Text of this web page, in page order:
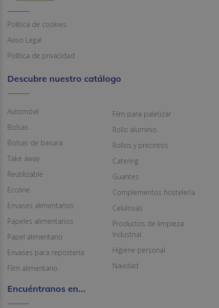
Política de cookies
Aviso Legal
Política de privacidad
Descubre nuestro catálogo
Automóvil
Bolsas
Bolsas de basura
Take away
Reutilizable
Ecoline
Envases alimentarios
Papeles alimentarios
Papel alimentario
Envases para repostería
Film alimentario
Film para paletizar
Rollo aluminio
Rollos y precintos
Catering
Guantes
Complementos hostelería
Celulosas
Productos de limpieza
Industrial
Higiene personal
Navidad
Encuéntranos en...